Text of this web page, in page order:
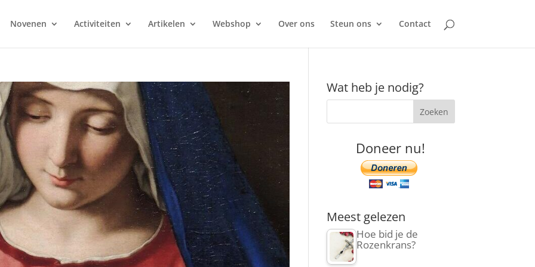
Novenen Activiteiten Artikelen Webshop Over ons Steun ons Contact
Wat heb je nodig?
Doneer nu!
Meest gelezen
Hoe bid je de
Rozenkrans?